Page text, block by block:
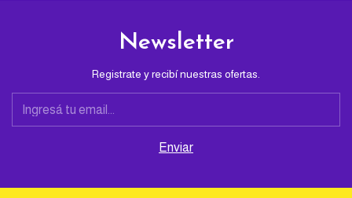
Newsletter
Registrate y recibí nuestras ofertas.